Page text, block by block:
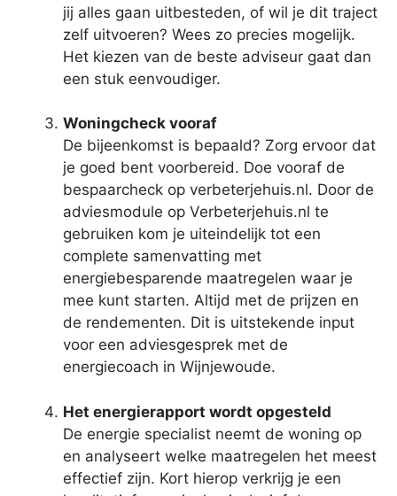
jij alles gaan uitbesteden, of wil je dit traject
zelf uitvoeren? Wees zo precies mogelijk.
Het kiezen van de beste adviseur gaat dan
een stuk eenvoudiger.
Woningcheck vooraf
De bijeenkomst is bepaald? Zorg ervoor dat
je goed bent voorbereid. Doe vooraf de
bespaarcheck op verbeterjehuis.nl. Door de
adviesmodule op Verbeterjehuis.nl te
gebruiken kom je uiteindelijk tot een
complete samenvatting met
energiebesparende maatregelen waar je
mee kunt starten. Altijd met de prijzen en
de rendementen. Dit is uitstekende input
voor een adviesgesprek met de
energiecoach in Wijnjewoude.
Het energierapport wordt opgesteld
De energie specialist neemt de woning op
en analyseert welke maatregelen het meest
effectief zijn. Kort hierop verkrijg je een